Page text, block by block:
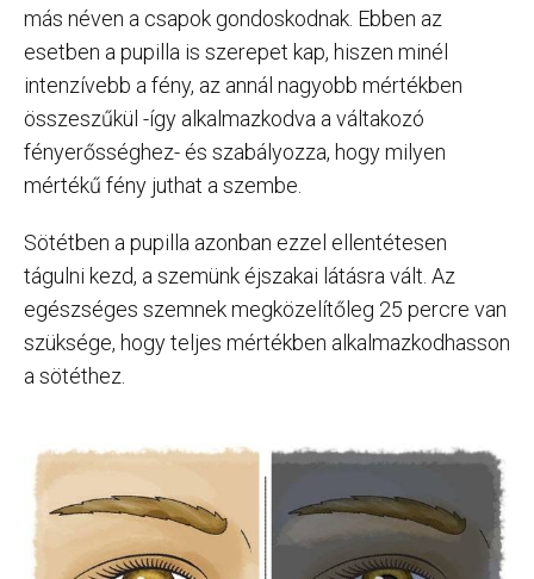
más néven a csapok gondoskodnak. Ebben az
esetben a pupilla is szerepet kap, hiszen minél
intenzívebb a fény, az annál nagyobb mértékben
összeszűkül -így alkalmazkodva a váltakozó
fényerősséghez- és szabályozza, hogy milyen
mértékű fény juthat a szembe.
Sötétben a pupilla azonban ezzel ellentétesen
tágulni kezd, a szemünk éjszakai látásra vált. Az
egészséges szemnek megközelítőleg 25 percre van
szüksége, hogy teljes mértékben alkalmazkodhasson
a sötéthez.